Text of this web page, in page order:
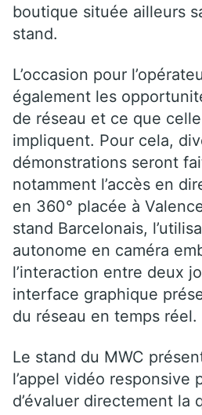
boutique située ailleurs
stand.
L’occasion pour
également les
de réseau et ce que
impliquent. Pour cela,
démonstrations seront
notamment l’accès en
en 360° placée à
stand Barcelonais,
autonome en caméra
l’interaction entre deux
interface graphique
du réseau en temps réel.
Le stand du MWC
l’appel vidéo responsive
d’évaluer directement la